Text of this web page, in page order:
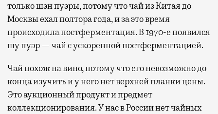
только шэн пуэры, потому что чай из Китая до
Москвы ехал полтора года, и за это время
происходила постферментация. В 1970-е появился
шу пуэр — чай с ускоренной постферментацией.
Чай похож на вино, потому что его невозможно до
конца изучить и у него нет верхней планки цены.
Это аукционный продукт и предмет
коллекционирования. У нас в России нет чайных